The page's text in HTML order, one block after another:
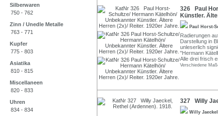
Silberwaren
750 - 762
Zinn / Unedle Metalle
763 - 771
Kupfer
775 - 803
Asiatika
810 - 815
Miscellaneen
820 - 833
Uhren
834 - 834
326 Paul
Künstler.
Paul Horst-
Radierungen
Darstellung in
unleserlich
"Hermann
Alle drei frisch
Verschiedene
327 Willy
Willy